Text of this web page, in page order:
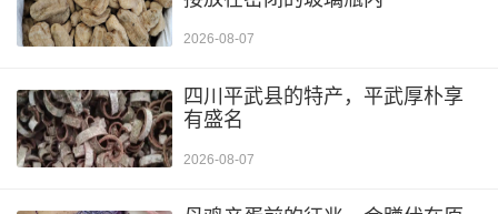
2026-08-07
四川平武县的特产，平武厚朴享
有盛名
2026-08-07